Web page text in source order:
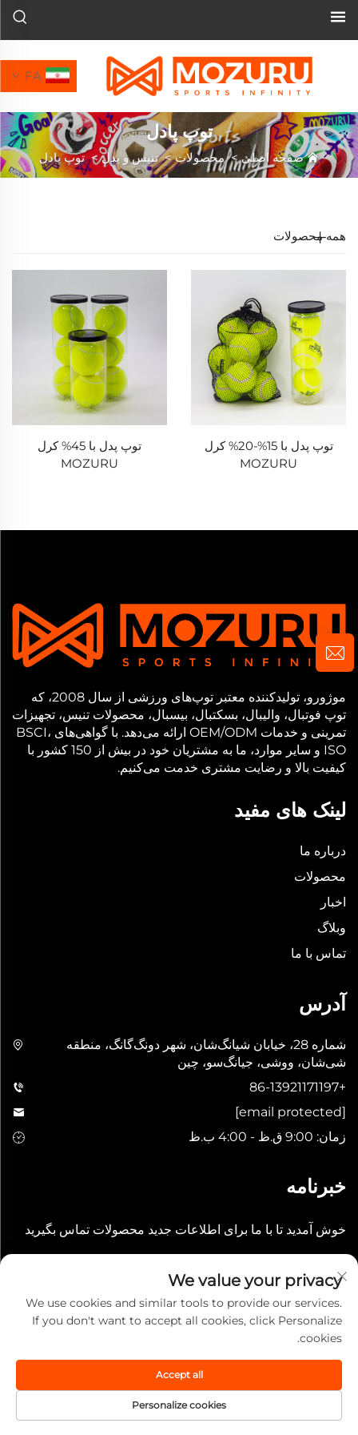
FA
توپ پادل
صفحه اصلی>محصولات>تنیس و پدل>توپ پادل
همه محصولات
توپ پدل با 15%-20% کرل
MOZURU
توپ پدل با 45% کرل
MOZURU
موژورو، تولیدکننده معتبر توپ‌های ورزشی از سال 2008، که
توپ فوتبال، والیبال، بسکتبال، بیسبال، محصولات تنیس، تجهیزات
تمرینی و خدمات OEM/ODM ارائه می‌دهد. با گواهی‌های BSCI،
ISO و سایر موارد، ما به مشتریان خود در بیش از 150 کشور با
کیفیت بالا و رضایت مشتری خدمت می‌کنیم.
لینک های مفید
درباره ما
محصولات
اخبار
وبلاگ
تماس با ما
آدرس
شماره 28، خیابان شیانگ‌شان، شهر دونگ‌گانگ، منطقه
شی‌شان، ووشی، جیانگ‌سو، چین
+86-13921171197
[email protected]
زمان: 9:00 ق.ظ - 4:00 ب.ظ
خبرنامه
خوش آمدید تا با ما برای اطلاعات جدید محصولات تماس بگیرید
ارسال
حق نشر © 2025 شرکت چینی ووشی لی‌چیان انترنشنال. تمامی حقوق
محفوظ است.سیاست حفظ حریم خصوصی
We value your privacy
We use cookies and similar tools to provide our services.
If you don't want to accept all cookies, click Personalize
cookies.
Personalize cookies
Accept all